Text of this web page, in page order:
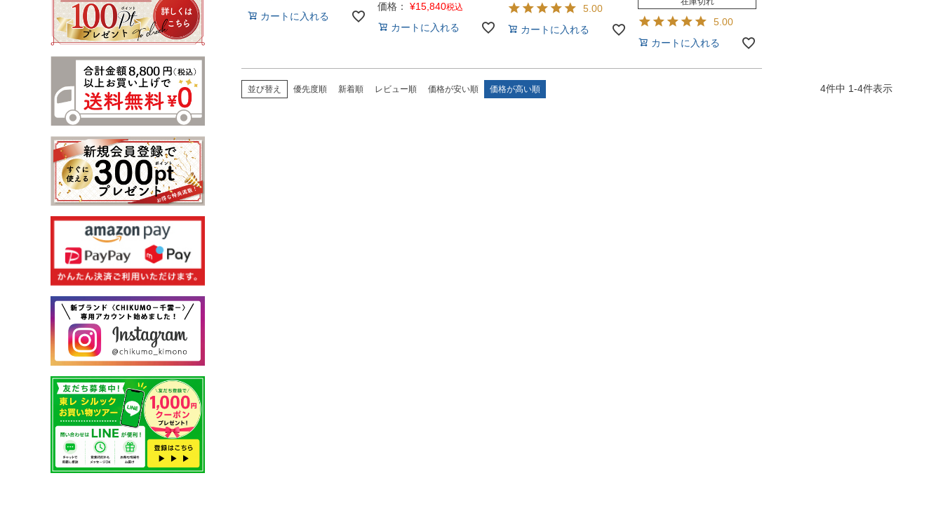
カートに入れる
価格： ¥15,840税込
カートに入れる
5.00
カートに入れる
5.00
カートに入れる
並び替え 優先度順 新着順 レビュー順 価格が安い順 価格が高い順 4件中 1-4件表示